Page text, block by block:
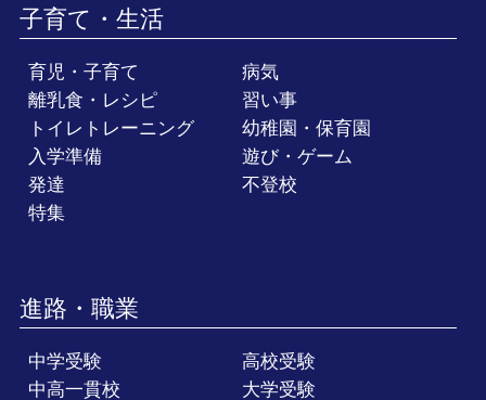
子育て・生活
育児・子育て
病気
離乳食・レシピ
習い事
トイレトレーニング
幼稚園・保育園
入学準備
遊び・ゲーム
発達
不登校
特集
進路・職業
中学受験
高校受験
中高一貫校
大学受験